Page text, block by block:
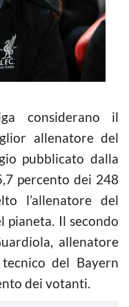
considerano il
allenatore del
pubblicato dalla
percento dei 248
l’allenatore del
pianeta. Il secondo
allenatore
del Bayern
dei votanti.